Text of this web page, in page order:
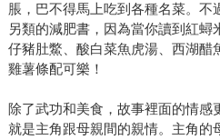
脹，巴不得馬上吃到各種名菜。不
另類的減肥書，因為當你讀到紅
仔豬肚鱉、酸白菜魚虎湯、西湖醋
雞薯條配可樂！
除了武功和美食，故事裡面的情感
就是主角跟母親間的親情。主角的